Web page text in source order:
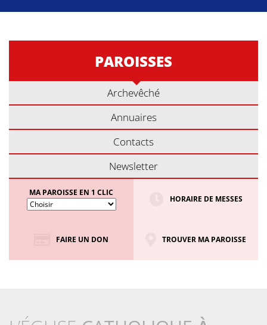
PAROISSES
Archevêché
Annuaires
Contacts
Newsletter
MA PAROISSE EN 1 CLIC
HORAIRE DE MESSES
FAIRE UN DON TROUVER MA PAROISSE